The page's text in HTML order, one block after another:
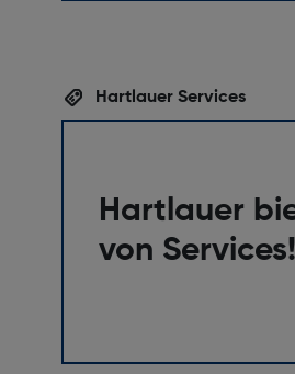
Hartlauer Services
Hartlauer
von Services!